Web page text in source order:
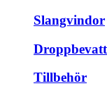
Slangvindor
Tillbehör